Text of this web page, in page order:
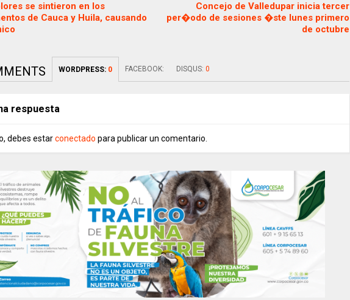
se sintieron en los
de Cauca y Huila, causando
Concejo de Valledupar inicia tercer
per�odo de sesiones �ste lunes primero
de octubre
WORDPRESS: 0 FACEBOOK: DISQUS: 0
respuesta
debes estarconectado para publicar un comentario.